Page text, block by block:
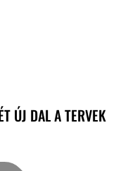
ÚJ DAL A TERVEK